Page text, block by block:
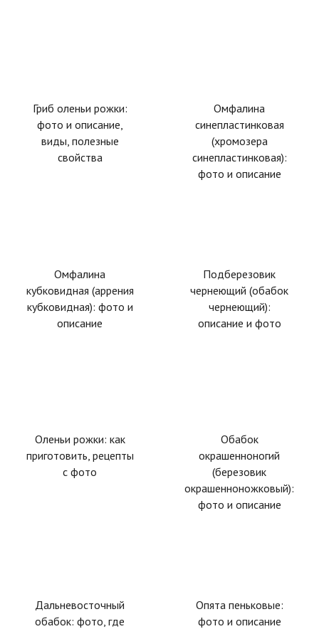
Гриб оленьи рожки:
фото и описание,
виды, полезные
свойства
Омфалина
синепластинковая
(хромозера
синепластинковая):
фото и описание
Омфалина
кубковидная (аррения
кубковидная): фото и
описание
Подберезовик
чернеющий (обабок
чернеющий):
описание и фото
Оленьи рожки: как
приготовить, рецепты
с фото
Обабок
окрашенноногий
(березовик
окрашенноножковый):
фото и описание
Дальневосточный
обабок: фото, где
Опята пеньковые:
фото и описание